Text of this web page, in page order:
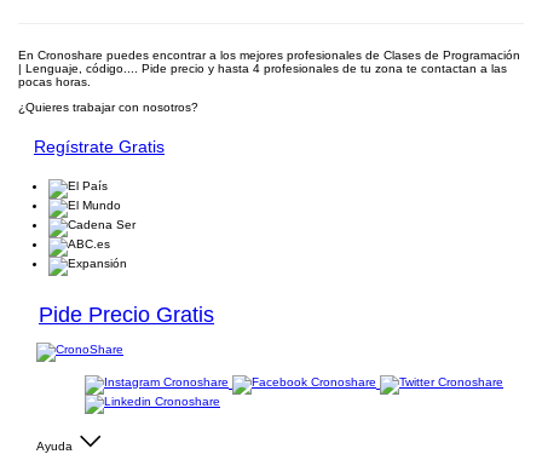
En Cronoshare puedes encontrar a los mejores profesionales de Clases de Programación
| Lenguaje, código.... Pide precio y hasta 4 profesionales de tu zona te contactan a las
pocas horas.
¿Quieres trabajar con nosotros?
Regístrate Gratis
Pide Precio Gratis
Ayuda